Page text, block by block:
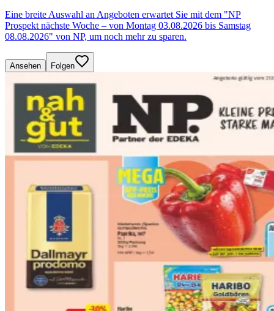
Eine breite Auswahl an Angeboten erwartet Sie mit dem "NP
Prospekt nächste Woche – von Montag 03.08.2026 bis Samstag
08.08.2026" von NP, um noch mehr zu sparen.
Ansehen Folgen